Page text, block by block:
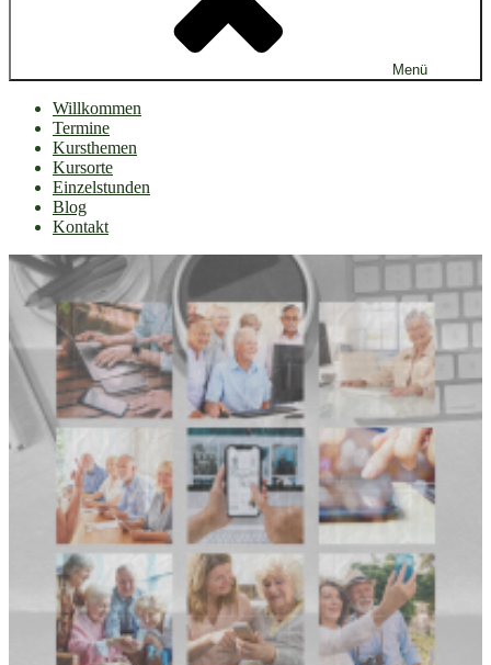
Menü
Willkommen
Termine
Kursthemen
Kursorte
Einzelstunden
Blog
Kontakt